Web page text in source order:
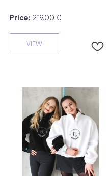
Price: 219,00 €
VIEW